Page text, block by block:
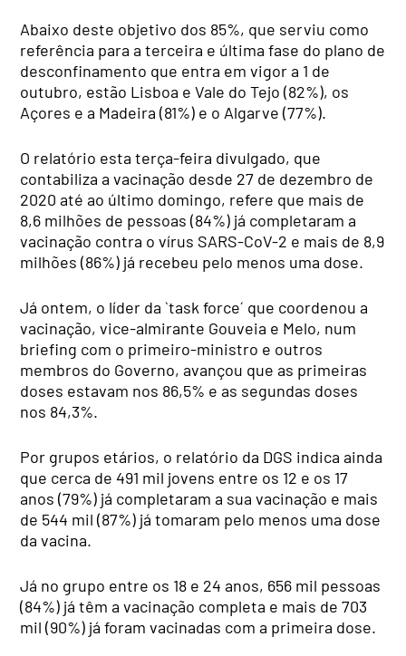
Abaixo deste objetivo dos 85%, que serviu como
referência para a terceira e última fase do plano de
desconfinamento que entra em vigor a 1 de
outubro, estão Lisboa e Vale do Tejo (82%), os
Açores e a Madeira (81%) e o Algarve (77%).
O relatório esta terça-feira divulgado, que
contabiliza a vacinação desde 27 de dezembro de
2020 até ao último domingo, refere que mais de
8,6 milhões de pessoas (84%) já completaram a
vacinação contra o vírus SARS-CoV-2 e mais de 8,9
milhões (86%) já recebeu pelo menos uma dose.
Já ontem, o líder da `task force´ que coordenou a
vacinação, vice-almirante Gouveia e Melo, num
briefing com o primeiro-ministro e outros
membros do Governo, avançou que as primeiras
doses estavam nos 86,5% e as segundas doses
nos 84,3%.
Por grupos etários, o relatório da DGS indica ainda
que cerca de 491 mil jovens entre os 12 e os 17
anos (79%) já completaram a sua vacinação e mais
de 544 mil (87%) já tomaram pelo menos uma dose
da vacina.
Já no grupo entre os 18 e 24 anos, 656 mil pessoas
(84%) já têm a vacinação completa e mais de 703
mil (90%) já foram vacinadas com a primeira dose.